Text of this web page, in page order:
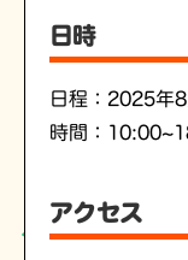
日時
日程：2025年
時間：
アクセス